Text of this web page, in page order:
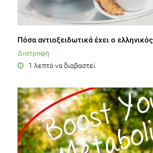
Πόσα αντιοξειδωτικά έχει ο
Διατροφή
1 λεπτό να διαβαστεί